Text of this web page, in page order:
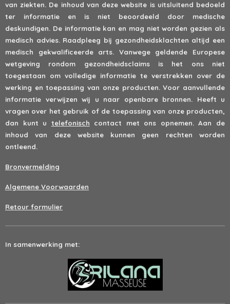
van ziekten. De inhoud van deze website is uitsluitend bedoeld
ter informatie en is niet beoordeeld door medische
deskundigen. De informatie kan en mag niet worden gezien als
medisch advies. Raadpleeg bij gezondheidsklachten altijd een
medisch gekwalificeerde arts. Vanwege geldende Europese
wetgeving rondom gezondheidsclaims is het ons niet
toegestaan om volledige informatie te verstrekken over de
werking en toepassing van onze producten. Voor aanvullende
informatie verwijzen wij u naar openbare bronnen. Heeft u
vragen over het gebruik of de toepassing van onze producten,
dan kunt u telefonisch contact met ons opnemen. Aan de
inhoud van deze website kunnen geen rechten worden
ontleend.
Bronvermelding
Algemene Voorwaarden
Retour formulier
In samenwerking met: